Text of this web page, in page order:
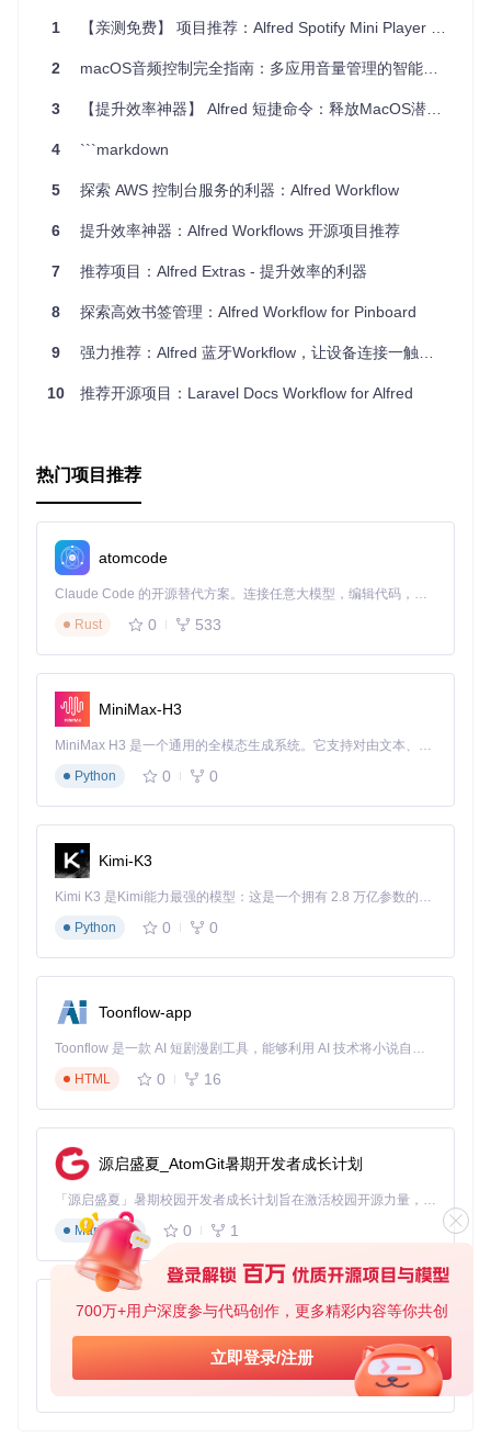
700万+用户深度参与代码创作，更多精彩内容等你共创
立即登录/注册
便捷性：无需打开Spotify应用程序，即可完成所有操作。
高效性：实时反馈，无延迟，使你的音乐体验更为流畅。
程说明，以及所有可用命令列表。
如果你是Spotify和Alfred的爱好者，那么Spotify Controls
计已经享受到这个项目带来的便利的用户行列吧，让我们一起
1 【亲测免费】 项目推荐：Alfred Spotify Mini Player —— 桌面音乐控制新体验
2 macOS音频控制完全指南：多应用音量管理的智能解决方案
3 【提升效率神器】 Alfred 短捷命令：释放MacOS潜力的一键触发工具
4 ```markdown
5 探索 AWS 控制台服务的利器：Alfred Workflow
6 提升效率神器：Alfred Workflows 开源项目推荐
7 推荐项目：Alfred Extras - 提升效率的利器
8 探索高效书签管理：Alfred Workflow for Pinboard
9 强力推荐：Alfred 蓝牙Workflow，让设备连接一触即达！
10 推荐开源项目：Laravel Docs Workflow for Alfred
热门项目推荐
atomcode
Claude Code 的开源替代方案。连接任意大模型，编辑代码，运行命令，自动验证 — 全自动执行。用 Rust 构建，极致性能。 ｜ An open-source alternative to Claude Code. Connect any LLM, edit code, run commands, and verify changes — autonomously. Built in Rust for speed. Get Started
Rust
0 533
MiniMax-H3
MiniMax H3 是一个通用的全模态生成系统。它支持对由文本、图像、视频和音频组成的多模态上下文进行统一理解，并能生成分辨率高达 2K、时长可达 15 秒的带原生立体声音频的视频。得益于面向任务泛化的系统设计，H3 在预训练阶段就已具备广泛的多模态上下文理解与生成能力，能够出色地执行复杂的多模态指令。
Python
0 0
Kimi-K3
Kimi K3 是Kimi能力最强的模型：这是一个拥有 2.8 万亿参数的混合专家（MoE）模型，具备原生视觉理解能力，并支持 100 万 token 的上下文窗口。
Python
0 0
Toonflow-app
Toonflow 是一款 AI 短剧漫剧工具，能够利用 AI 技术将小说自动转化为剧本，并结合 AI 生成的图片和视频，实现高效的短剧创作。借助 Toonflow，可以轻松完成从文字到影像的全流程，让短剧制作变得更加智能与便捷。
HTML
0 16
源启盛夏_AtomGit暑期开发者成长计划
「源启盛夏」暑期校园开发者成长计划旨在激活校园开源力量，通过积分激励、认证扶持、资源倾斜等形式，引导高校组织和开发者完成「入驻 — 建项目 — 做贡献 — 获认证 — 得资源」的完整闭环。无论你是想带领社团入驻平台的组织者，还是希望用代码贡献证明自己的开发者，都能在这里找到属于你的成长路径。
Markdown
0 1
AionUi
免费、本地、开源的 24/7 全天候 Cowork 应用，以及适用于 Gemini CLI、Claude Code、Codex、OpenCode、Qwen Code、Goose CLI、Auggie 等的 OpenClaw | 🌟 喜欢就点star吧
TypeScript
0 6